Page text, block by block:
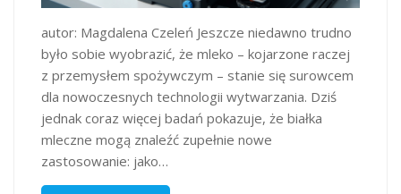
autor: Magdalena Czeleń Jeszcze niedawno trudno
było sobie wyobrazić, że mleko – kojarzone raczej
z przemysłem spożywczym – stanie się surowcem
dla nowoczesnych technologii wytwarzania. Dziś
jednak coraz więcej badań pokazuje, że białka
mleczne mogą znaleźć zupełnie nowe
zastosowanie: jako…